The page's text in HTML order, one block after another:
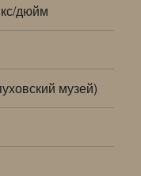
дюйм
музей)